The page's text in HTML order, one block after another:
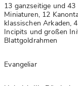
13 ganzseitige und 43
Miniaturen, 12
klassischen Arkaden,
Incipits und großen
Blattgoldrahmen
Evangeliar